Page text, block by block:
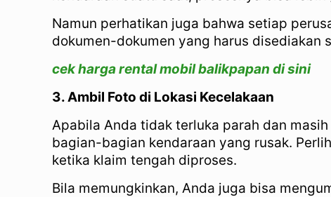
Namun perhatikan juga bahwa setiap
dokumen-dokumen yang harus disediakan
cek harga rental mobil balikpapan di sini
3. Ambil Foto di Lokasi Kecelakaan
Apabila Anda tidak terluka parah dan
bagian-bagian kendaraan yang rusak.
ketika klaim tengah diproses.
Bila memungkinkan, Anda juga bisa